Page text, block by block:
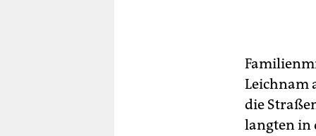
Leichnam
die
langten in